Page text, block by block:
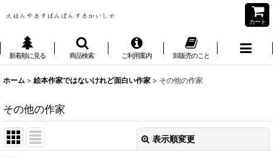
カート
新着順に見る 商品検索 ご利用案内 卸販売のこと
ホーム > 絵本作家ではないけれど面白い作家 > その他の作家
その他の作家
表示順変更